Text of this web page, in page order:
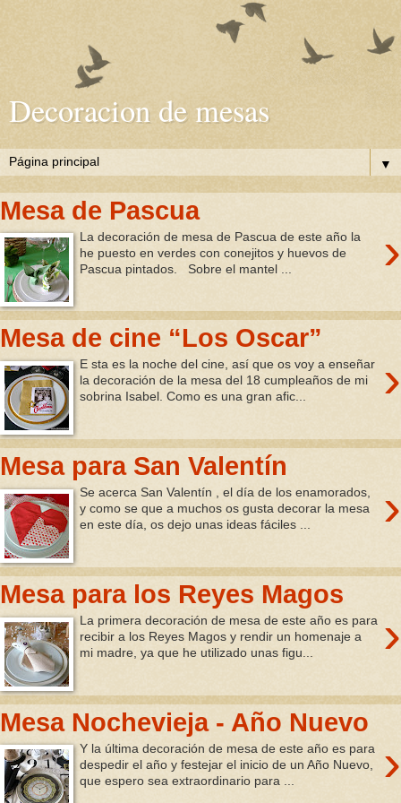
Decoracion de mesas
▼
Mesa de Pascua
›
La decoración de mesa de Pascua de este año la
he puesto en verdes con conejitos y huevos de
Pascua pintados. Sobre el mantel ...
Mesa de cine “Los Oscar”
›
E sta es la noche del cine, así que os voy a enseñar
la decoración de la mesa del 18 cumpleaños de mi
sobrina Isabel. Como es una gran afic...
Mesa para San Valentín
›
Se acerca San Valentín , el día de los enamorados,
y como se que a muchos os gusta decorar la mesa
en este día, os dejo unas ideas fáciles ...
Mesa para los Reyes Magos
›
La primera decoración de mesa de este año es para
recibir a los Reyes Magos y rendir un homenaje a
mi madre, ya que he utilizado unas figu...
Mesa Nochevieja - Año Nuevo
›
Y la última decoración de mesa de este año es para
despedir el año y festejar el inicio de un Año Nuevo,
que espero sea extraordinario para ...